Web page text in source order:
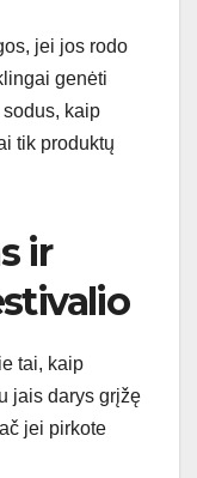
jei jos rodo
genėti
kaip
tik produktų
ir
tai, kaip
jais darys grįžę
jei pirkote